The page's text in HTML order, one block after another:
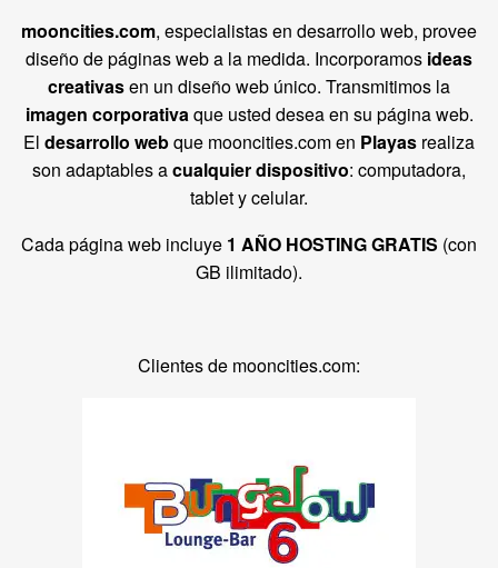
mooncities.com, especialistas en desarrollo web, provee
diseño de páginas web a la medida. Incorporamos ideas
creativasen un diseño web único. Transmitimos la
imagen corporativaque usted desea en su página web.
El desarrollo webque mooncities.com en Playas realiza
son adaptables acualquier dispositivo: computadora,
tablet y celular.
Cada página web incluye 1 AÑO HOSTING GRATIS (con
GB ilimitado).
Clientes de mooncities.com: